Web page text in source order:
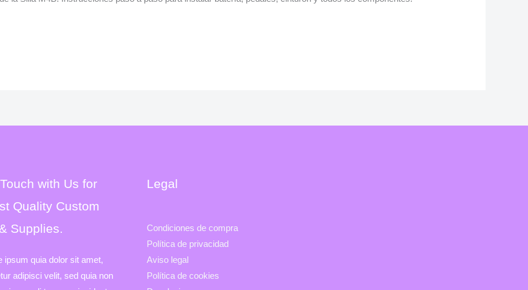
with Us for
Quality Custom
Supplies.
ipsum quia dolor sit amet,
adipisci velit, sed quia non
Legal
Condiciones de compra
Política de privacidad
Aviso legal
Política de cookies